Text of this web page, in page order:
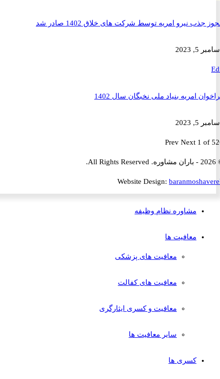
نیرو امریه توسط شرکت های خلاق 1402 صادر شد
امریه بنیاد ملی نخبگان سال 1402
PrevNext 1
Website Design:
مشاوره نظام وظیفه
معافیت ها
معافیت های پزشکی
معافیت های کفالت
معافیت و کسری ایثارگری
سایر معافیت ها
کسری ها